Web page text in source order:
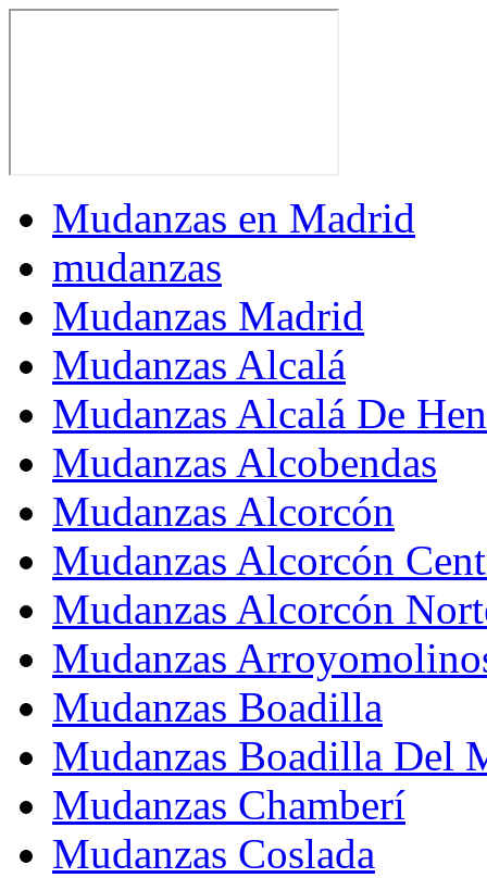
Mudanzas en Madrid
mudanzas
Mudanzas Madrid
Mudanzas Alcalá
Mudanzas Alcalá De
Mudanzas Alcobendas
Mudanzas Alcorcón
Mudanzas Alcorcón
Mudanzas Alcorcón
Mudanzas
Mudanzas Boadilla
Mudanzas Boadilla Del
Mudanzas Chamberí
Mudanzas Coslada